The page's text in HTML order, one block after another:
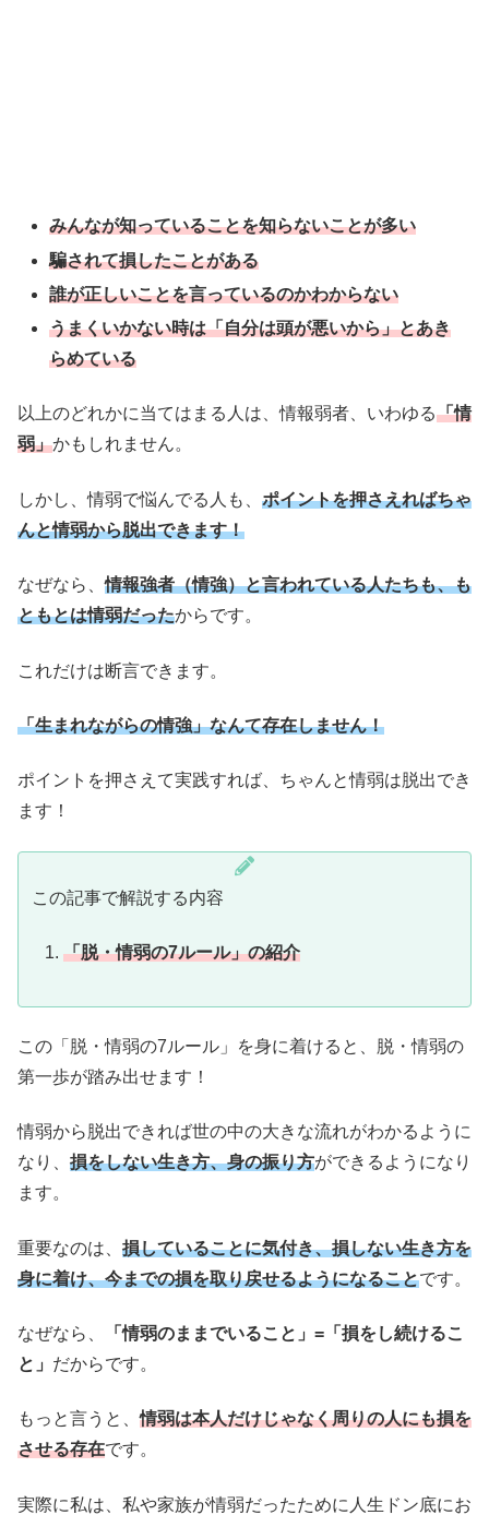
みんなが知っていることを知らないことが多い
騙されて損したことがある
誰が正しいことを言っているのかわからない
うまくいかない時は「自分は頭が悪いから」とあき
らめている
以上のどれかに当てはまる人は、情報弱者、いわゆる「情
弱」かもしれません。
しかし、情弱で悩んでる人も、 ポイントを押さえればちゃ
んと情弱から脱出できます！
なぜなら、情報強者（情強）と言われている人たちも、も
ともとは情弱だったからです。
これだけは断言できます。
「生まれながらの情強」なんて存在しません！
ポイントを押さえて実践すれば、ちゃんと情弱は脱出でき
ます！
この記事で解説する内容
「脱・情弱の7ルール」の紹介
この「脱・情弱の7ルール」を身に着けると、脱・情弱の
第一歩が踏み出せます！
情弱から脱出できれば世の中の大きな流れがわかるように
なり、 損をしない生き方、身の振り方ができるようになり
ます。
重要なのは、 損していることに気付き、損しない生き方を
身に着け、今までの損を取り戻せるようになることです。
なぜなら、
「情弱のままでいること」=「損をし続けるこ
と」 だからです。
もっと言うと、情弱は本人だけじゃなく周りの人にも損を
させる存在です。
実際に私は、私や家族が情弱だったために人生ドン底にお